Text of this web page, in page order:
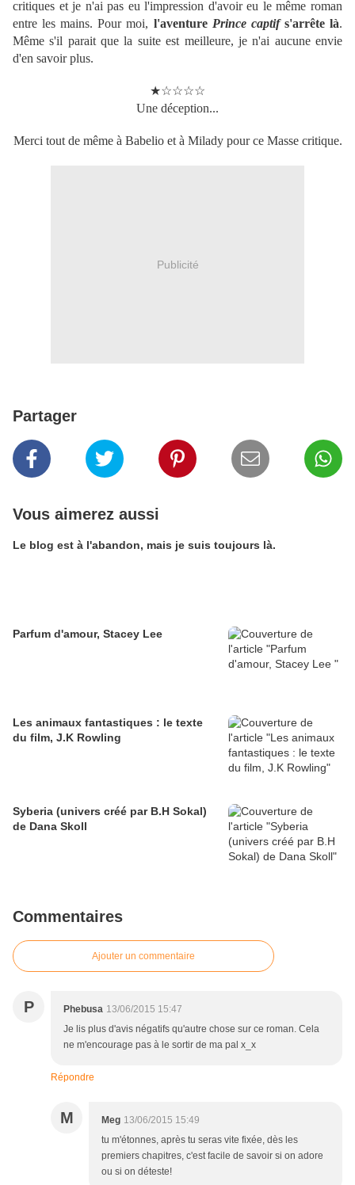
critiques et je n'ai pas eu l'impression d'avoir eu le même roman
entre les mains. Pour moi, l'aventure Prince captif s'arrête là.
Même s'il parait que la suite est meilleure, je n'ai aucune envie
d'en savoir plus.
★☆☆☆☆
Une déception...
Merci tout de même à Babelio et à Milady pour ce Masse critique.
Publicité
Partager
Vous aimerez aussi
Le blog est à l'abandon, mais je suis toujours là.
Parfum d'amour, Stacey Lee
Les animaux fantastiques : le texte
du film, J.K Rowling
Syberia (univers créé par B.H Sokal)
de Dana Skoll
Commentaires
Ajouter un commentaire
P Phebusa 13/06/2015 15:47
Je lis plus d'avis négatifs qu'autre chose sur ce roman. Cela
ne m'encourage pas à le sortir de ma pal x_x
Répondre
M Meg 13/06/2015 15:49
tu m'étonnes, après tu seras vite fixée, dès les
premiers chapitres, c'est facile de savoir si on adore
ou si on déteste!